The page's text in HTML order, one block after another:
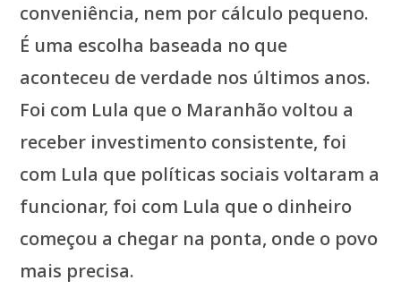
conveniência, nem por cálculo pequeno.
É uma escolha baseada no que
aconteceu de verdade nos últimos anos.
Foi com Lula que o Maranhão voltou a
receber investimento consistente, foi
com Lula que políticas sociais voltaram a
funcionar, foi com Lula que o dinheiro
começou a chegar na ponta, onde o povo
mais precisa.